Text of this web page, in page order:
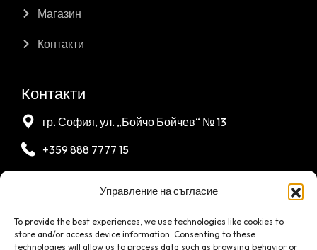
Управление на съгласие
To provide the best experiences, we use technologies like cookies to
store and/or access device information. Consenting to these
technologies will allow us to process data such as browsing behavior or
Магазин
Контакти
Контакти
гр. София, ул. „Бойчо Бойчев“ № 13
+359 888 7777 15